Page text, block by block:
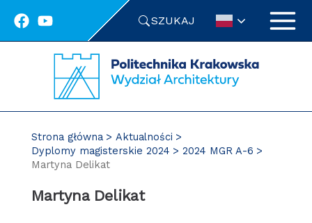
SZUKAJ
Strona główna
Aktualności
Dyplomy magisterskie 2024
2024 MGR A-6
Martyna Delikat
Martyna Delikat